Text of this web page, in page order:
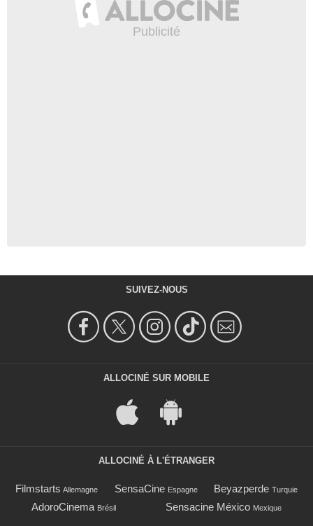
SUIVEZ-NOUS
ALLOCINÉ SUR MOBILE
ALLOCINÉ À L'ÉTRANGER
Filmstarts Allemagne SensaCine Espagne Beyazperde Turquie
AdoroCinema Brésil Sensacine México Mexique